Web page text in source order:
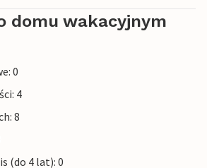
domu wakacyjnym
0
4
8
(do 4 lat): 0